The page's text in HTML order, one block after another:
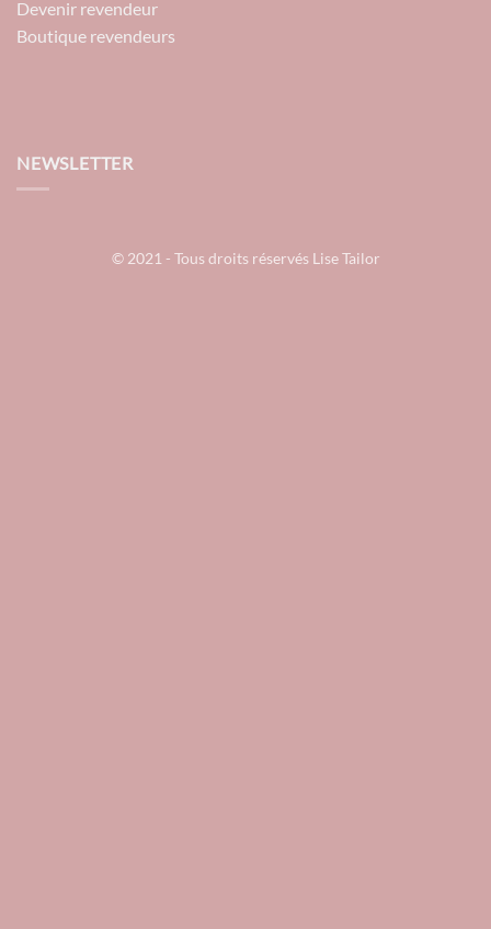
Devenir revendeur
Boutique revendeurs
NEWSLETTER
© 2021 - Tous droits réservés Lise Tailor